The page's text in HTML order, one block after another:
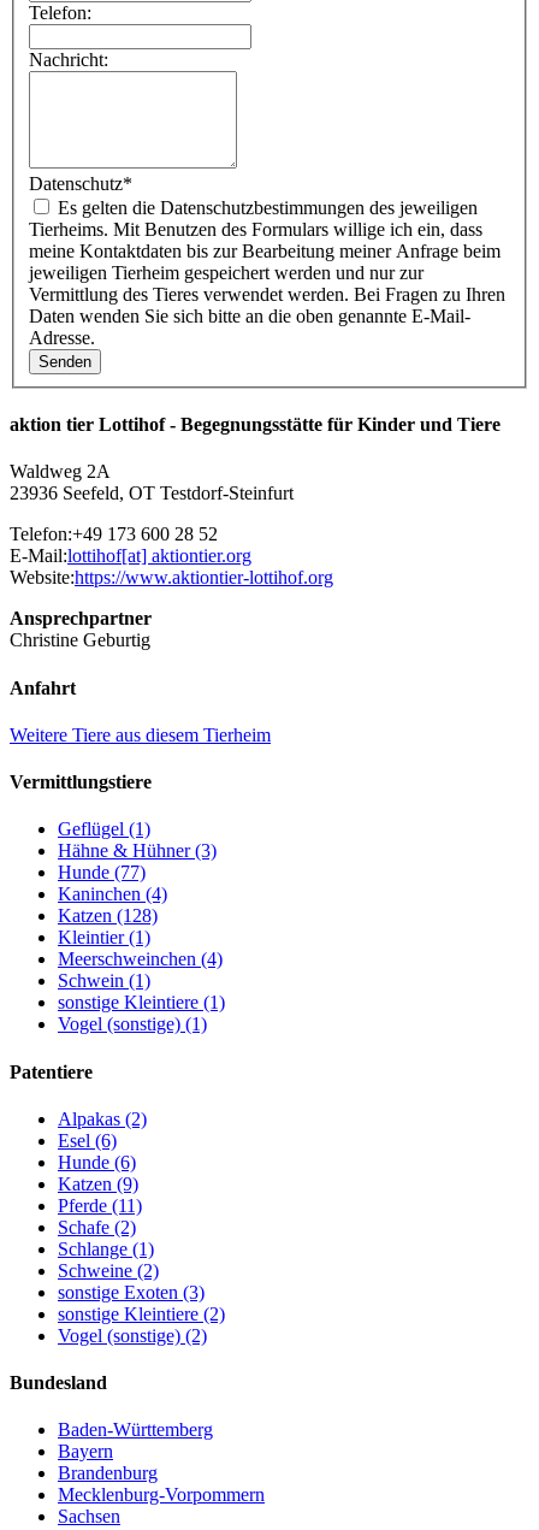
Telefon:
Nachricht:
Datenschutz*
Tierheims. Mit Benutzen des Formulars willige ich ein, dass
meine Kontaktdaten bis zur Bearbeitung meiner Anfrage beim
jeweiligen Tierheim gespeichert werden und nur zur
Vermittlung des Tieres verwendet werden. Bei Fragen zu Ihren
Daten wenden Sie sich bitte an die oben genannte E-Mail-
Adresse.
aktion tier Lottihof - Begegnungsstätte für Kinder und Tiere
Waldweg 2A
23936 Seefeld, OT Testdorf-Steinfurt
Telefon:+49 173 600 28 52
E-Mail:lottihof[at] aktiontier.org
Website:https://www.aktiontier-lottihof.org
Ansprechpartner
Christine Geburtig
Anfahrt
Weitere Tiere aus diesem Tierheim
Vermittlungstiere
Geflügel (1)
Hähne & Hühner (3)
Hunde (77)
Kaninchen (4)
Katzen (128)
Kleintier (1)
Meerschweinchen (4)
Schwein (1)
sonstige Kleintiere (1)
Vogel (sonstige) (1)
Patentiere
Alpakas (2)
Esel (6)
Hunde (6)
Katzen (9)
Pferde (11)
Schafe (2)
Schlange (1)
Schweine (2)
sonstige Exoten (3)
sonstige Kleintiere (2)
Vogel (sonstige) (2)
Bundesland
Baden-Württemberg
Bayern
Brandenburg
Mecklenburg-Vorpommern
Sachsen